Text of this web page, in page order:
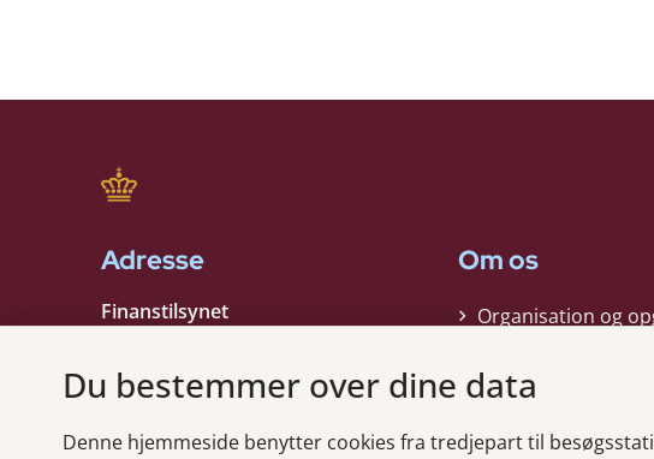
Adresse
Finanstilsynet
1401 København K
CVR nummer:10598184
Om os
Organisation og
Kontakt
Du bestemmer over dine data
Denne hjemmeside benytter cookies fra tredjepart til